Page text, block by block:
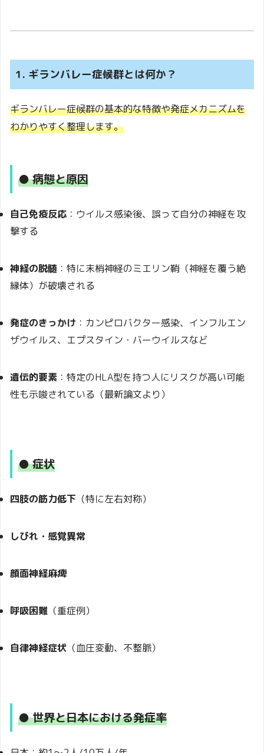
1. ギランバレー症候群とは何か？
ギランバレー症候群の基本的な特徴や発症メカニズムを
わかりやすく整理します。
● 病態と原因
自己免疫反応 ：ウイルス感染後、誤って自分の神経を攻
撃する
神経の脱髄 ：特に末梢神経のミエリン鞘（神経を覆う絶
縁体）が破壊される
発症のきっかけ ：カンピロバクター感染、インフルエン
ザウイルス、エプスタイン・バーウイルスなど
遺伝的要素 ：特定のHLA型を持つ人にリスクが高い可能
性も示唆されている（最新論文より）
● 症状
四肢の筋力低下 （特に左右対称）
しびれ・感覚異常
顔面神経麻痺
呼吸困難 （重症例）
自律神経症状 （血圧変動、不整脈）
● 世界と日本における発症率